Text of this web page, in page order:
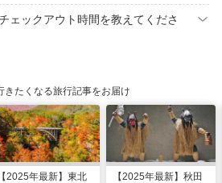
ェックアウト時間を教えてくださ
きたくなる旅行記事をお届け
【2025年最新】東北
【2025年最新】秋田